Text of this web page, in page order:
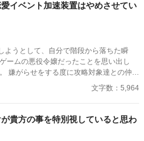
イベント加速装置はやめさせてい
ようとして、自分で階段から落ちた瞬
ームの悪役令嬢だったことを思い出し
“恋愛イベント加速装置”では？ そん
令嬢をやめた結
。
文字数：5,964
貴方の事を特別視していると思わ